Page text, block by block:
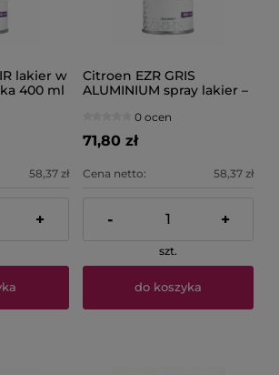
lakier w
400 ml
58,37 zł
+
Citroen EZR GRIS
ALUMINIUM spray lakier –
0 ocen
71,80 zł
Cena netto: 58,37 zł
- +
szt.
do koszyka